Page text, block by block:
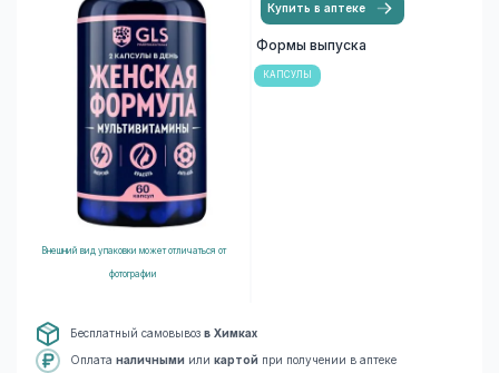
Внешний вид упаковки может отличаться от
фотографии
Купить в аптеке
Формы выпуска
КАПСУЛЫ
Бесплатный самовывоз в Химках
Оплата наличными или картой при получении в аптеке